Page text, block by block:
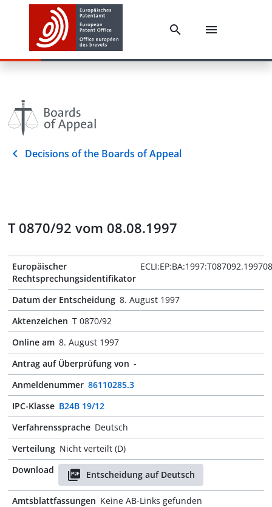
Decisions of the Boards of Appeal
T 0870/92 vom 08.08.1997
Europäischer
Rechtsprechungsidentifikator
Datum der Entscheidung 8. August 1997
Aktenzeichen T 0870/92
Online am 8. August 1997
Antrag auf Überprüfung von -
Anmeldenummer 86110285.3
IPC-Klasse B24B 19/12
Verfahrenssprache Deutsch
Verteilung Nicht verteilt (D)
Download
Entscheidung auf Deutsch
Amtsblattfassungen Keine AB-Links gefunden